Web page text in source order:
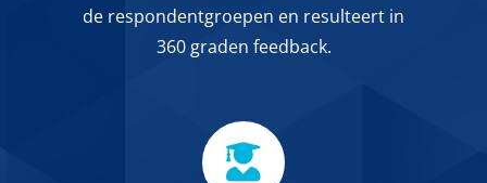
de respondentgroepen en resulteert in
360 graden feedback.